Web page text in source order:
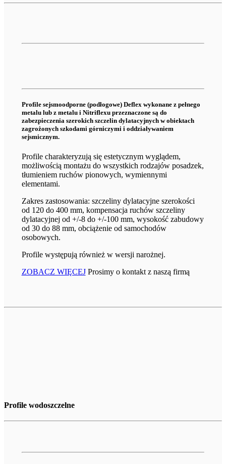
Profile sejsmoodporne (podłogowe) Deflex wykonane z pełnego
metalu lub z metalu i Nitriflexu przeznaczone są do
zabezpieczenia szerokich szczelin dylatacyjnych w obiektach
zagrożonych szkodami górniczymi i oddziaływaniem
sejsmicznym.
Profile charakteryzują się estetycznym wyglądem,
możliwością montażu do wszystkich rodzajów posadzek,
tłumieniem ruchów pionowych, wymiennymi
elementami.
Zakres zastosowania: szczeliny dylatacyjne szerokości
od 120 do 400 mm, kompensacja ruchów szczeliny
dylatacyjnej od +/-8 do +/-100 mm, wysokość zabudowy
od 30 do 88 mm, obciążenie od samochodów
osobowych.
Profile występują również w wersji narożnej.
ZOBACZ WIĘCEJ Prosimy o kontakt z naszą firmą
Profile wodoszczelne